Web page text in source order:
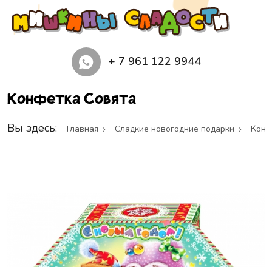
+ 7 961 122 9944
Конфетка Совята
Вы здесь: Главная Сладкие новогодние подарки